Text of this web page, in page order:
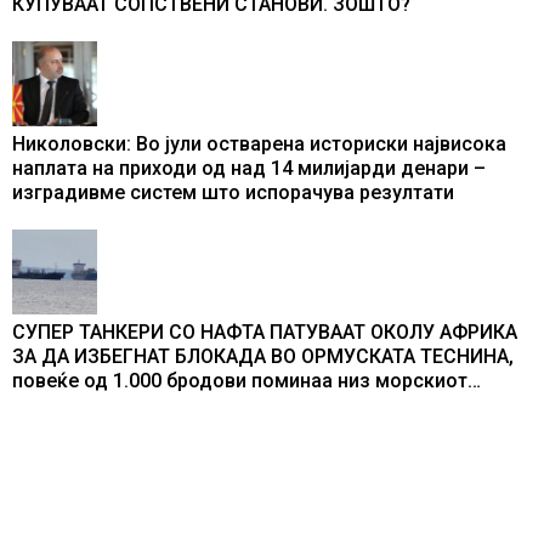
Николовски: Во јули остварена историски највисока
наплата на приходи од над 14 милијарди денари –
изградивме систем што испорачува резултати
СУПЕР ТАНКЕРИ СО НАФТА ПАТУВААТ ОКОЛУ АФРИКА
ЗА ДА ИЗБЕГНАТ БЛОКАДА ВО ОРМУСКАТА ТЕСНИНА,
повеќе од 1.000 бродови поминаа низ морскиот